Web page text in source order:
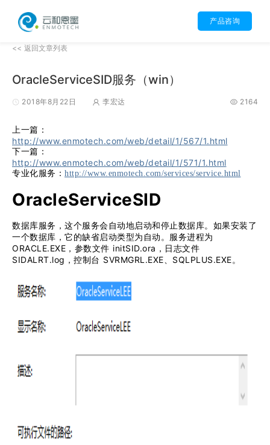
产品咨询
<< 返回文章列表
OracleServiceSID服务（win）
2018年8月22日 李宏达 2164
上一篇：
http://www.enmotech.com/web/detail/1/567/1.html
下一篇：
http://www.enmotech.com/web/detail/1/571/1.html
专业化服务： http://www.enmotech.com/services/service.html
OracleServiceSID
数据库服务，这个服务会自动地启动和停止数据库。如果安装了
一个数据库，它的缺省启动类型为自动。服务进程为
ORACLE.EXE，参数文件 initSID.ora，日志文件
SIDALRT.log，控制台 SVRMGRL.EXE、SQLPLUS.EXE。